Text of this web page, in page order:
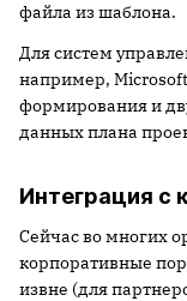
файла из шаблона.
Для систем
например,
формирования и
данных плана
Интеграция с
Сейчас во многих
корпоративные
извне (для